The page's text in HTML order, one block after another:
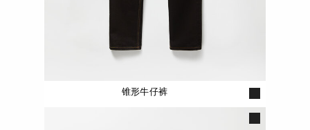
锥形牛仔裤